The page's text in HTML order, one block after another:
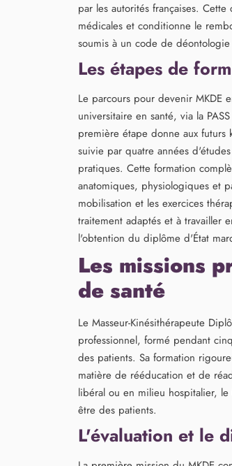
par les autorités françaises.
médicales et conditionne le
soumis à un code de
Les étapes de
Le parcours pour devenir MKDE
universitaire en santé, via la
première étape donne aux futurs
suivie par quatre années
pratiques. Cette formation
anatomiques, physiologiques et
mobilisation et les exercices
traitement adaptés et à travailler
l'obtention du diplôme d'État
Les missions
de santé
Le Masseur-Kinésithérapeute
professionnel, formé pendant
des patients. Sa formation
matière de rééducation et de
libéral ou en milieu hospitalier,
être des patients.
L'évaluation et le